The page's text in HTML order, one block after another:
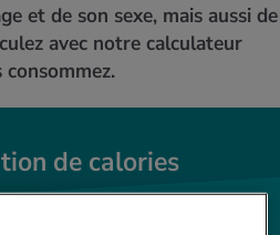
MOUVEMENT
de calories
RELAXATION
SERVICE
et de son sexe, mais aussi de
avec notre calculateur
de calories